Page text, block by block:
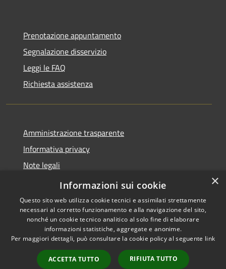
Prenotazione appuntamento
Segnalazione disservizio
Leggi le FAQ
Richiesta assistenza
Amministrazione trasparente
Informativa privacy
Note legali
Dichiarazione di accessibilità
Accessibilità
Copyright © 2026 • Comune di
Aosta • Powered by
Municipium•
Accesso
×
Informazioni sui cookie
Questo sito web utilizza cookie tecnici e assimilati strettamente
necessari al corretto funzionamento e alla navigazione del sito,
nonché un cookie tecnico analitico al solo fine di elaborare
informazioni statistiche, aggregate e anonime.
Per maggiori dettagli, può consultare la cookie policy al seguente link
ACCETTA TUTTO RIFIUTA TUTTO